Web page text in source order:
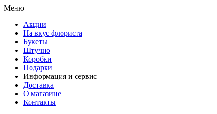
Меню
Акции
На вкус флориста
Букеты
Штучно
Коробки
Подарки
Информация и сервис
Доставка
О магазине
Контакты